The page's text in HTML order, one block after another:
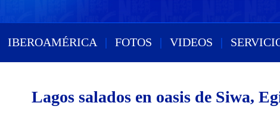
IBEROAMÉRICA | FOTOS | VIDEOS |
Lagos salados en oasis de Siwa,